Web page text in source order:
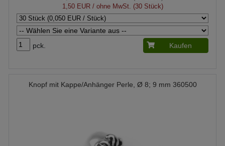
1,50 EUR/ ohne MwSt. (30 Stück)
pck. Kaufen
Knopf mit Kappe/Anhänger Perle, Ø 8; 9 mm 360500